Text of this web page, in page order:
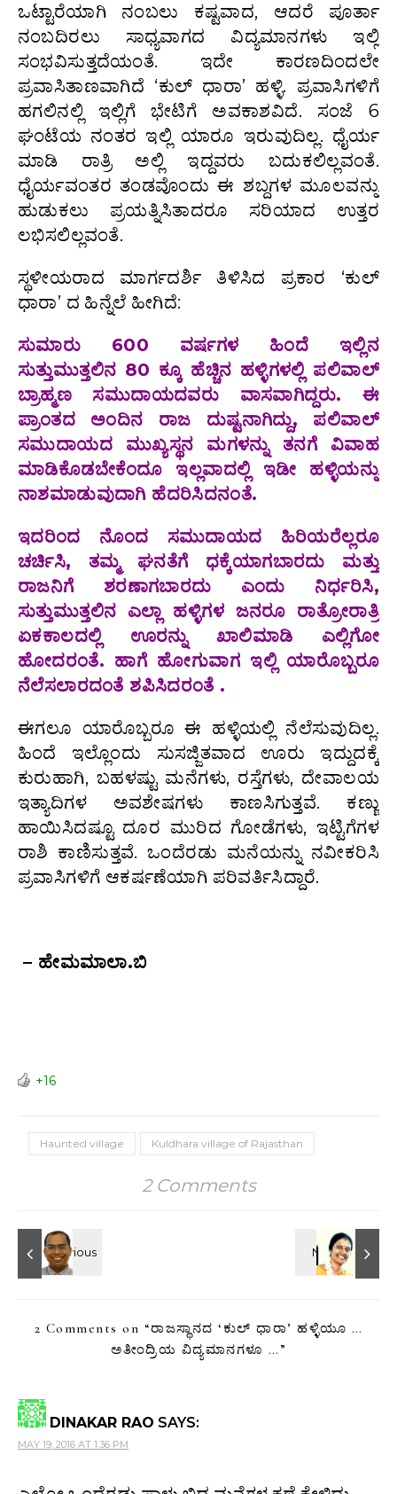
ಒಟ್ಟಾರೆಯಾಗಿ ನಂಬಲು ಕಷ್ಟವಾದ, ಆದರೆ ಪೂರ್ತಾ
ನಂಬದಿರಲು ಸಾಧ್ಯವಾಗದ ವಿದ್ಯಮಾನಗಳು ಇಲ್ಲಿ
ಸಂಭವಿಸುತ್ತದೆಯಂತೆ. ಇದೇ ಕಾರಣದಿಂದಲೇ
ಪ್ರವಾಸಿತಾಣವಾಗಿದೆ ‘ಕುಲ್ ಧಾರಾ’ ಹಳ್ಳಿ. ಪ್ರವಾಸಿಗಳಿಗೆ
ಹಗಲಿನಲ್ಲಿ ಇಲ್ಲಿಗೆ ಭೇಟಿಗೆ ಅವಕಾಶವಿದೆ. ಸಂಜೆ 6
ಘಂಟೆಯ ನಂತರ ಇಲ್ಲಿ ಯಾರೂ ಇರುವುದಿಲ್ಲ. ಧೈರ್ಯ
ಮಾಡಿ ರಾತ್ರಿ ಅಲ್ಲಿ ಇದ್ದವರು ಬದುಕಲಿಲ್ಲವಂತೆ.
ಧೈರ್ಯವಂತರ ತಂಡವೊಂದು ಈ ಶಬ್ದಗಳ ಮೂಲವನ್ನು
ಹುಡುಕಲು ಪ್ರಯತ್ನಿಸಿತಾದರೂ ಸರಿಯಾದ ಉತ್ತರ
ಲಭಿಸಲಿಲ್ಲವಂತೆ.
ಸ್ಥಳೀಯರಾದ ಮಾರ್ಗದರ್ಶಿ ತಿಳಿಸಿದ ಪ್ರಕಾರ ‘ಕುಲ್
ಧಾರಾ’ ದ ಹಿನ್ನೆಲೆ ಹೀಗಿದೆ:
ಸುಮಾರು 600 ವರ್ಷಗಳ ಹಿಂದೆ ಇಲ್ಲಿನ
ಸುತ್ತುಮುತ್ತಲಿನ 80 ಕ್ಕೂ ಹೆಚ್ಚಿನ ಹಳ್ಳಿಗಳಲ್ಲಿ ಪಲಿವಾಲ್
ಬ್ರಾಹ್ಮಣ ಸಮುದಾಯದವರು ವಾಸವಾಗಿದ್ದರು. ಈ
ಪ್ರಾಂತದ ಅಂದಿನ ರಾಜ ದುಷ್ಟನಾಗಿದ್ದು, ಪಲಿವಾಲ್
ಸಮುದಾಯದ ಮುಖ್ಯಸ್ಥನ ಮಗಳನ್ನು ತನಗೆ ವಿವಾಹ
ಮಾಡಿಕೊಡಬೇಕೆಂದೂ ಇಲ್ಲವಾದಲ್ಲಿ ಇಡೀ ಹಳ್ಳಿಯನ್ನು
ನಾಶಮಾಡುವುದಾಗಿ ಹೆದರಿಸಿದನಂತೆ.
ಇದರಿಂದ ನೊಂದ ಸಮುದಾಯದ ಹಿರಿಯರೆಲ್ಲರೂ
ಚರ್ಚಿಸಿ, ತಮ್ಮ ಘನತೆಗೆ ಧಕ್ಕೆಯಾಗಬಾರದು ಮತ್ತು
ರಾಜನಿಗೆ ಶರಣಾಗಬಾರದು ಎಂದು ನಿರ್ಧರಿಸಿ,
ಸುತ್ತುಮುತ್ತಲಿನ ಎಲ್ಲಾ ಹಳ್ಳಿಗಳ ಜನರೂ ರಾತ್ರೋರಾತ್ರಿ
ಏಕಕಾಲದಲ್ಲಿ ಊರನ್ನು ಖಾಲಿಮಾಡಿ ಎಲ್ಲಿಗೋ
ಹೋದರಂತೆ. ಹಾಗೆ ಹೋಗುವಾಗ ಇಲ್ಲಿ ಯಾರೊಬ್ಬರೂ
ನೆಲೆಸಲಾರದಂತೆ ಶಪಿಸಿದರಂತೆ .
ಈಗಲೂ ಯಾರೊಬ್ಬರೂ ಈ ಹಳ್ಳಿಯಲ್ಲಿ ನೆಲೆಸುವುದಿಲ್ಲ.
ಹಿಂದೆ ಇಲ್ಲೊಂದು ಸುಸಜ್ಜಿತವಾದ ಊರು ಇದ್ದುದಕ್ಕೆ
ಕುರುಹಾಗಿ, ಬಹಳಷ್ಟು ಮನೆಗಳು, ರಸ್ತೆಗಳು, ದೇವಾಲಯ
ಇತ್ಯಾದಿಗಳ ಅವಶೇಷಗಳು ಕಾಣಸಿಗುತ್ತವೆ. ಕಣ್ಣು
ಹಾಯಿಸಿದಷ್ಟೂ ದೂರ ಮುರಿದ ಗೋಡೆಗಳು, ಇಟ್ಟಿಗೆಗಳ
ರಾಶಿ ಕಾಣಿಸುತ್ತವೆ. ಒಂದೆರಡು ಮನೆಯನ್ನು ನವೀಕರಿಸಿ
ಪ್ರವಾಸಿಗಳಿಗೆ ಆಕರ್ಷಣೆಯಾಗಿ ಪರಿವರ್ತಿಸಿದ್ದಾರೆ.
– ಹೇಮಮಾಲಾ.ಬಿ
+16
Haunted village Kuldhara village of Rajasthan
2 Comments
2 Comments on “ರಾಜಸ್ಥಾನದ ‘ಕುಲ್ ಧಾರಾ’ ಹಳ್ಳಿಯೂ …
ಅತೀಂದ್ರಿಯ ವಿದ್ಯಮಾನಗಳೂ … ”
DINAKAR RAO SAYS:
MAY 19, 2016 AT 1:36 PM